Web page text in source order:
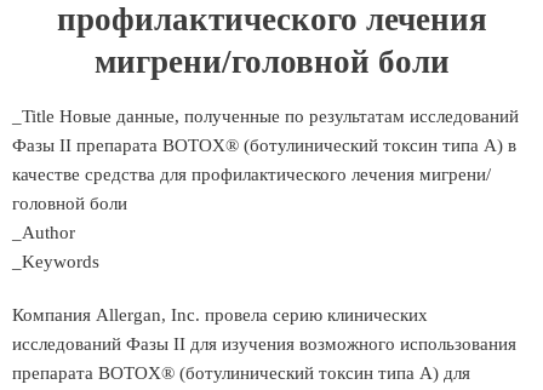
профилактического лечения
мигрени/головной боли
_Title Новые данные, полученные по результатам исследований
Фазы II препарата BOTOX® (ботулинический токсин типа А) в
качестве средства для профилактического лечения мигрени/
головной боли
_Author
_Keywords
Компания Allergan, Inc. провела серию клинических
исследований Фазы II для изучения возможного использования
препарата BOTOX® (ботулинический токсин типа A) для